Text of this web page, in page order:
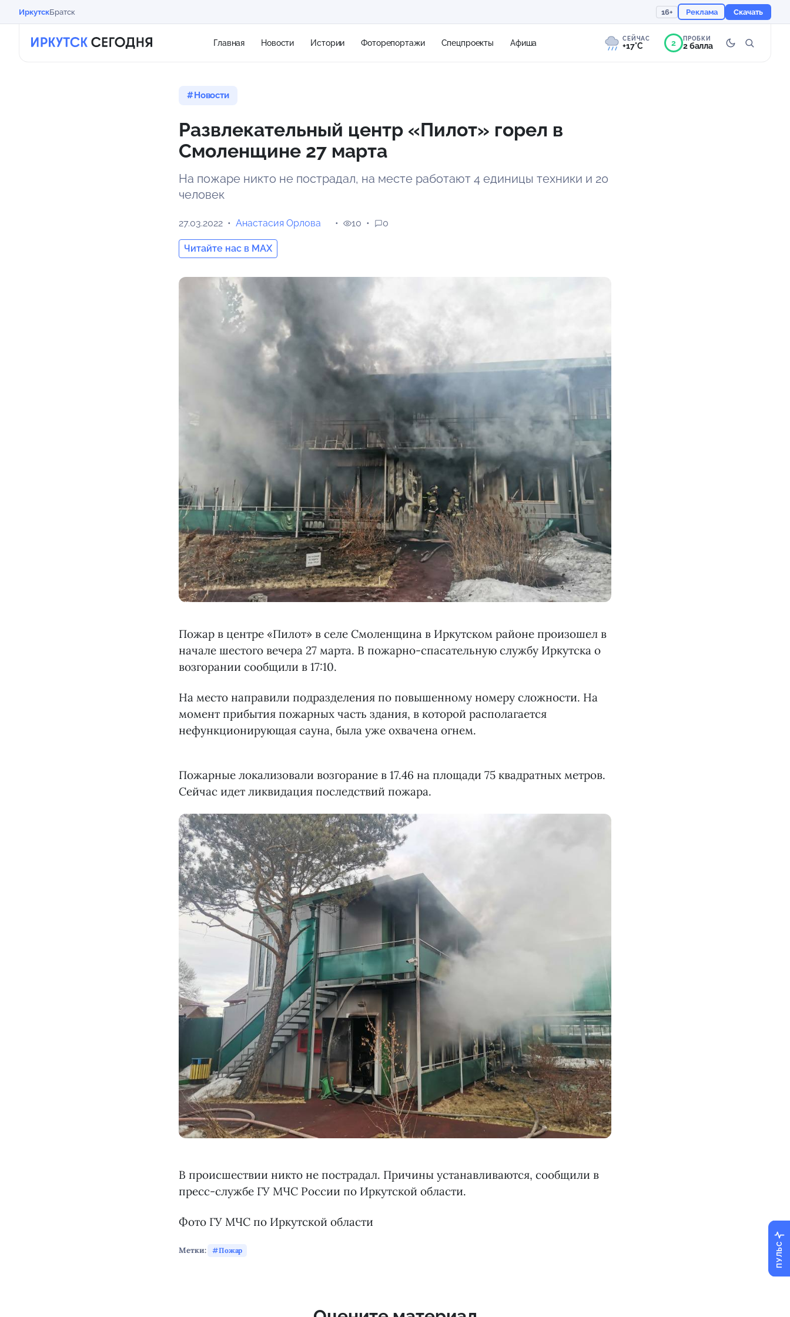
ИркутскБратск 16+ Реклама Скачать
Главная Новости Истории Фоторепортажи Спецпроекты Афиша СЕЙЧАС
+17°C 2 ПРОБКИ
2 балла
Новости
Развлекательный центр «Пилот» горел в
Смоленщине 27 марта
На пожаре никто не пострадал, на месте работают 4 единицы техники и 20
человек
27.03.2022 Анастасия Орлова
Читайте нас в MAX
10 0
Пожар в центре «Пилот» в селе Смоленщина в Иркутском районе произошел в
начале шестого вечера 27 марта. В пожарно-спасательную службу Иркутска о
возгорании сообщили в 17:10.
На место направили подразделения по повышенному номеру сложности. На
момент прибытия пожарных часть здания, в которой располагается
нефункционирующая сауна, была уже охвачена огнем.
Пожарные локализовали возгорание в 17.46 на площади 75 квадратных метров.
Сейчас идет ликвидация последствий пожара.
В происшествии никто не пострадал. Причины устанавливаются, сообщили в
пресс-службе ГУ МЧС России по Иркутской области.
Фото ГУ МЧС по Иркутской области
Метки: Пожар ПУЛЬС